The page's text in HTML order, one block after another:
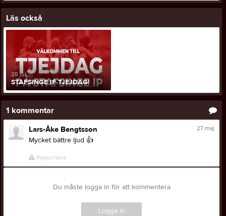
Läs också
28 jul
STAFSINGE IF TJEJDAG!
1 kommentar
27 maj
Lars-Åke Bengtsson
Mycket bättre ljud 👍
Rapportera
Du måste logga in för att kommentera
Logga in